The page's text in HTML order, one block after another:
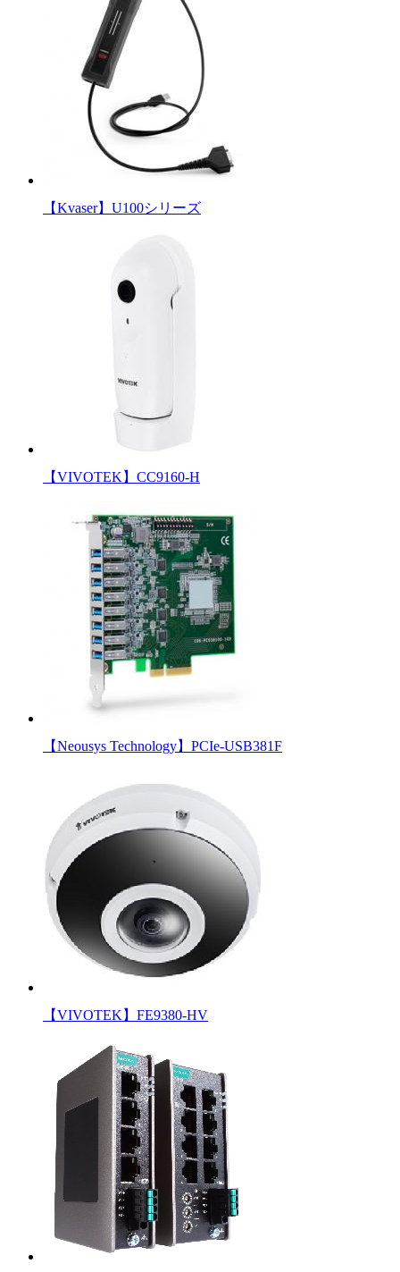
【Kvaser】U100シリーズ
【VIVOTEK】CC9160-H
【Neousys Technology】PCIe-USB381F
【VIVOTEK】FE9380-HV